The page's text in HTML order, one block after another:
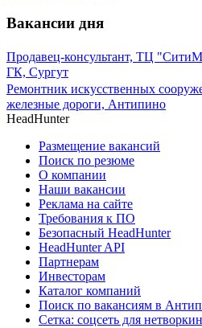
Вакансии дня
Продавец-консультант, ТЦ
ГК, Сургут
Ремонтник искусственных
железные дороги, Антипино
HeadHunter
Размещение вакансий
Поиск по резюме
О компании
Наши вакансии
Реклама на сайте
Требования к ПО
Безопасный HeadHunter
HeadHunter API
Партнерам
Инвесторам
Каталог компаний
Поиск по вакансиям в
Сетка: соцсеть для